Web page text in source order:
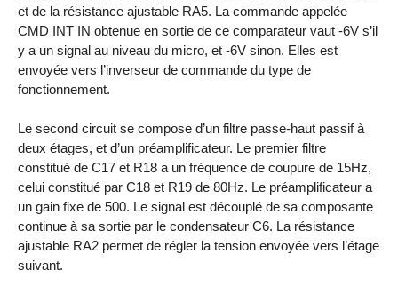
et de la résistance ajustable RA5. La commande appelée
CMD INT IN obtenue en sortie de ce comparateur vaut -6V s’il
y a un signal au niveau du micro, et -6V sinon. Elles est
envoyée vers l’inverseur de commande du type de
fonctionnement.
Le second circuit se compose d’un filtre passe-haut passif à
deux étages, et d’un préamplificateur. Le premier filtre
constitué de C17 et R18 a un fréquence de coupure de 15Hz,
celui constitué par C18 et R19 de 80Hz. Le préamplificateur a
un gain fixe de 500. Le signal est découplé de sa composante
continue à sa sortie par le condensateur C6. La résistance
ajustable RA2 permet de régler la tension envoyée vers l’étage
suivant.